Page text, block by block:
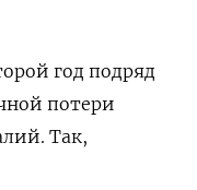
год подряд
потери
Так,